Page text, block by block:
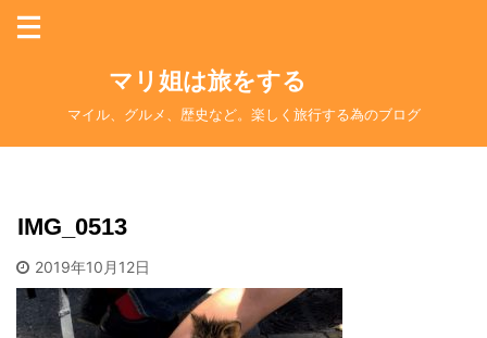
マリ姐は旅をする
マイル、グルメ、歴史など。楽しく旅行する為のブログ
IMG_0513
2019年10月12日